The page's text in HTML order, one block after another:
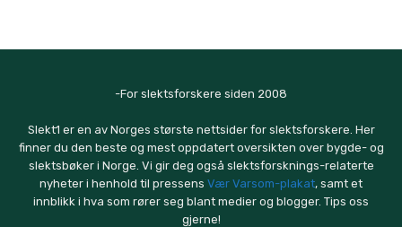
-For slektsforskere siden 2008
Slekt1 er en av Norges største nettsider for slektsforskere. Her
finner du den beste og mest oppdatert oversikten over bygde- og
slektsbøker i Norge. Vi gir deg også slektsforsknings-relaterte
nyheter i henhold til pressens Vær Varsom-plakat, samt et
innblikk i hva som rører seg blant medier og blogger. Tips oss
gjerne!